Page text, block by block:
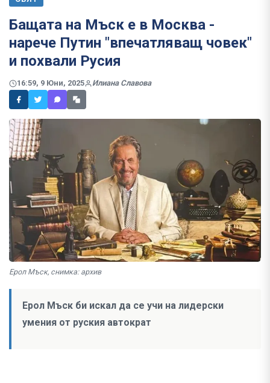
Бащата на Мъск е в Москва -
нарече Путин "впечатляващ човек"
и похвали Русия
16:59, 9 Юни, 2025 Илиана Славова
Ерол Мъск, снимка: архив
Ерол Мъск би искал да се учи на лидерски
умения от руския автократ